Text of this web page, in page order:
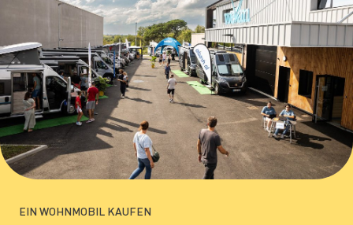
EIN WOHNMOBIL KAUFEN